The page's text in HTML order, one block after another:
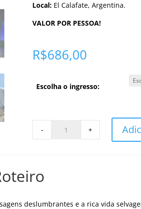
Local: El Calafate, Argentina.
VALOR POR PESSOA!
R$686,00
Escolha o ingresso:
Paisagens
Sabores
- +
deslumbrantes e a rica vida